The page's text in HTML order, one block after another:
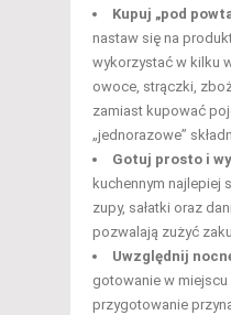
Kupuj „pod
nastaw się na
wykorzystać w kilku
owoce, strączki,
zamiast kupować
„jednorazowe”
Gotuj prosto i
kuchennym najlepiej
zupy, sałatki oraz
pozwalają zużyć
Uwzględnij
gotowanie w miejscu
przygotowanie